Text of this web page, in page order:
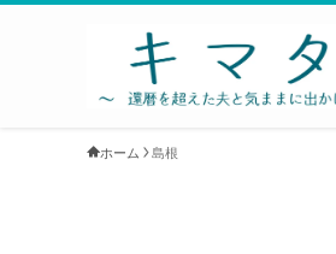
ホーム 島根